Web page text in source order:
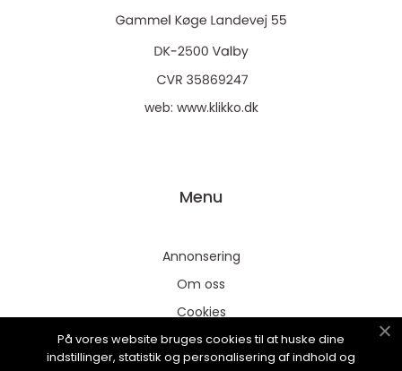
web: www.klikko.dk
Menu
Annonsering
Om oss
Cookies
Kontakta oss
På vores website bruges cookies til at huske dine
indstillinger, statistik og personalisering af indhold og